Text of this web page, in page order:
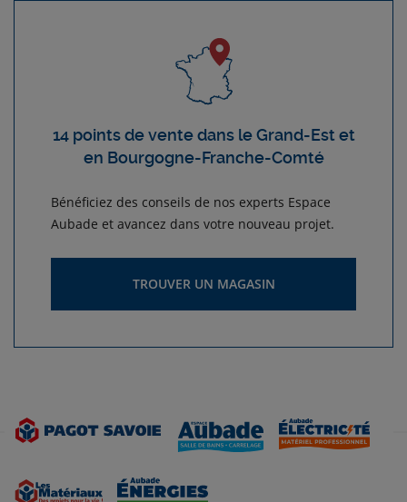
14 points de vente dans le Grand-Est et
en Bourgogne-Franche-Comté
Bénéficiez des conseils de nos experts Espace
Aubade et avancez dans votre nouveau projet.
TROUVER UN MAGASIN